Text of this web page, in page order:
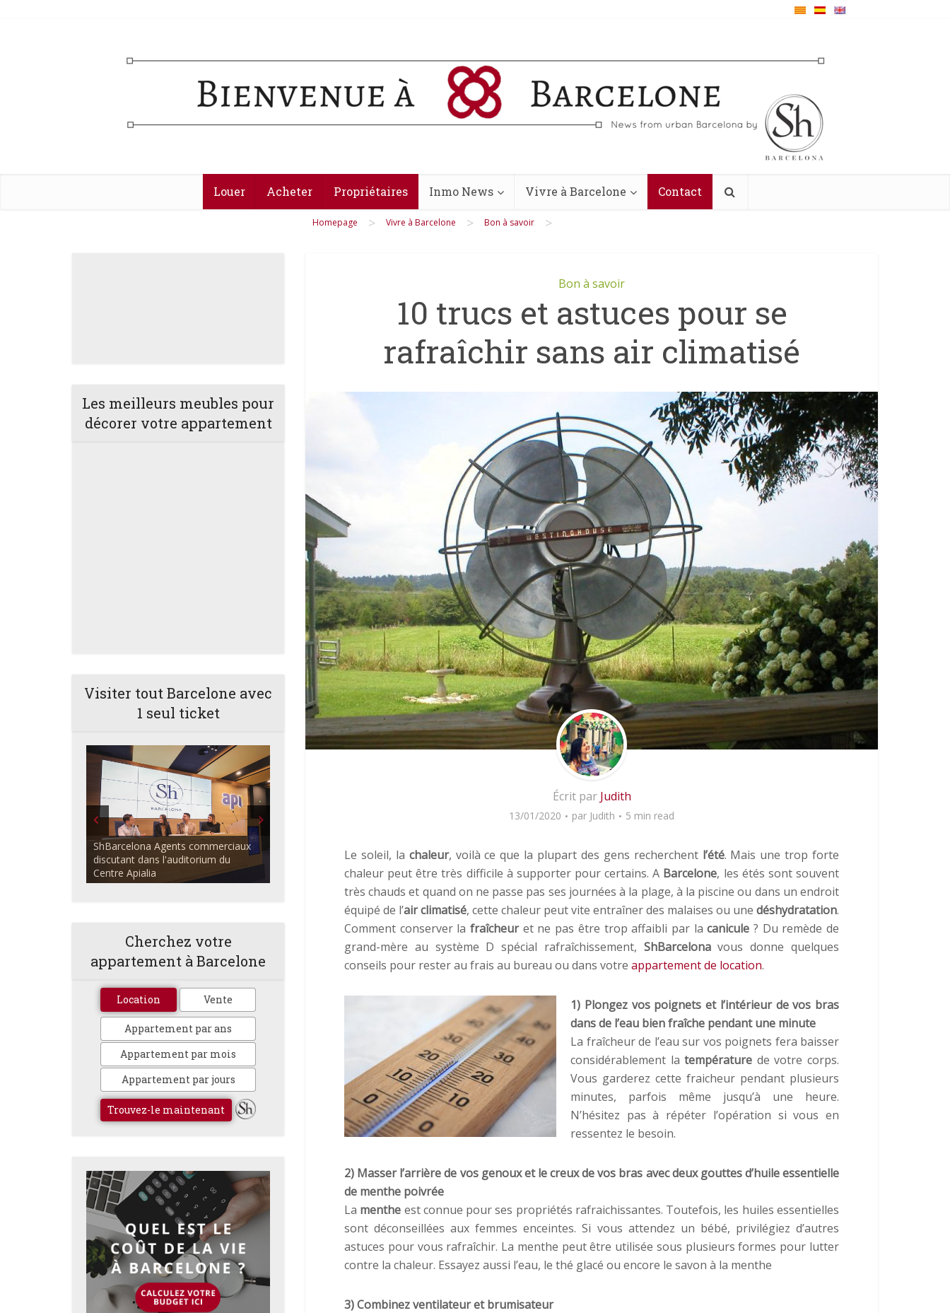
Louer Acheter Propriétaires Inmo News Vivre à Barcelone Contact
Homepage > Vivre à Barcelone > Bon à savoir >
Les meilleurs meubles pour
décorer votre appartement
Visiter tout Barcelone avec
1 seul ticket
ShBarcelona Agents commerciaux
discutant dans l'auditorium du
Centre Apialia
Cherchez votre
appartement à Barcelone
Location Vente
Appartement par ans
Appartement par mois
Appartement par jours
Trouvez-le maintenant
Bon à savoir
10 trucs et astuces pour se
rafraîchir sans air climatisé
Écrit par Judith
13/01/2020 par Judith 5 min read
Le soleil, la chaleur, voilà ce que la plupart des gens recherchent l’été. Mais une trop forte
chaleur peut être très difficile à supporter pour certains. A Barcelone, les étés sont souvent
très chauds et quand on ne passe pas ses journées à la plage, à la piscine ou dans un endroit
équipé de l’air climatisé, cette chaleur peut vite entraîner des malaises ou une déshydratation.
Comment conserver lafraîcheuret ne pas être trop affaibli par lacanicule ? Du remède de
grand-mère au système D spécial rafraîchissement, ShBarcelonavous donne quelques
conseils pour rester au frais au bureau ou dans votre appartement de location.
1) Plongez vos poignets et l’intérieur de vos bras
dans de l’eau bien fraîche pendant une minute
La fraîcheur de l’eau sur vos poignets fera baisser
considérablement latempérature de votre corps.
Vous garderez cette fraicheur pendant plusieurs
minutes, parfois même jusqu’à une heure.
N’hésitez pas à répéter l’opération si vous en
ressentez le besoin.
2) Masser l’arrière de vos genoux et le creux de vos bras avec deux gouttes d’huile essentielle
de menthe poivrée
La menthe est connue pour ses propriétés rafraichissantes. Toutefois, les huiles essentielles
sont déconseillées aux femmes enceintes. Si vous attendez un bébé, privilégiez d’autres
astuces pour vous rafraîchir. La menthe peut être utilisée sous plusieurs formes pour lutter
contre la chaleur. Essayez aussi l’eau, le thé glacé ou encore le savon à la menthe
3) Combinez ventilateur et brumisateur